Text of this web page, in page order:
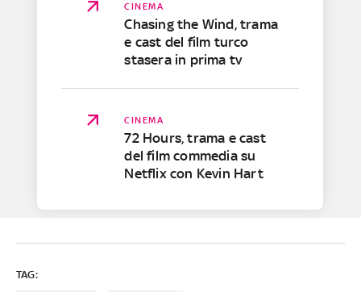
CINEMA
Chasing the Wind, trama
e cast del film turco
stasera in prima tv
CINEMA
72 Hours, trama e cast
del film commedia su
Netflix con Kevin Hart
TAG: